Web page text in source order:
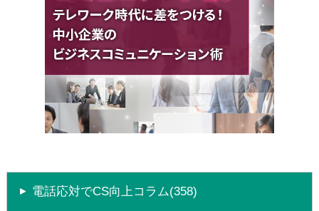
電話応対でCS向上コラム(358)